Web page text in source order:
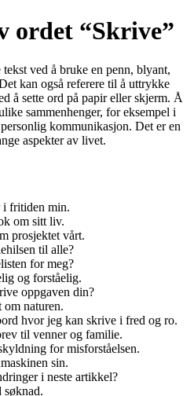
ordet “Skrive”
ved å bruke en penn, blyant,
kan også referere til å uttrykke
å sette ord på papir eller skjerm. Å
sammenhenger, for eksempel i
kommunikasjon. Det er en
aspekter av livet.
i fritiden min.
om sitt liv.
prosjektet vårt.
til alle?
for meg?
og forståelig.
oppgaven din?
naturen.
hvor jeg kan skrive i fred og ro.
til venner og familie.
for misforståelsen.
sin.
i neste artikkel?
søknad.